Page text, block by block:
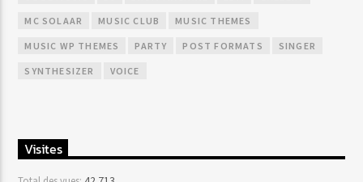
MC SOLAAR MUSIC CLUB MUSIC THEMES
MUSIC WP THEMES PARTY POST FORMATS SINGER
SYNTHESIZER VOICE
Visites